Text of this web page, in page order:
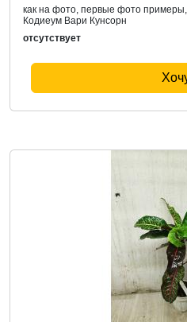
как на фото, первые фото
Кодиеум Вари Кунсорн
отсутствует